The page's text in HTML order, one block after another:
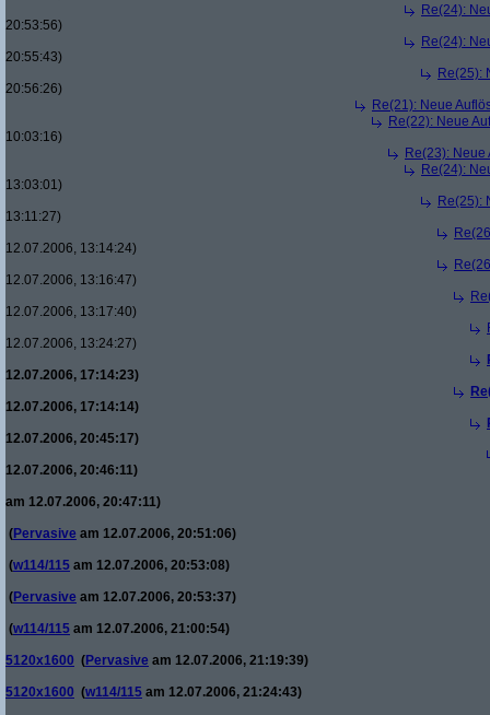
Re(24):
20:53:56)
Re(24):
20:55:43)
Re(25):
20:56:26)
Re(21): Neue
Re(22): Neue
10:03:16)
Re(23):
Re(24):
13:03:01)
Re(25):
13:11:27)
12.07.2006, 13:14:24)
12.07.2006, 13:16:47)
12.07.2006, 13:17:40)
12.07.2006, 13:24:27)
12.07.2006, 17:14:23)
12.07.2006, 17:14:14)
12.07.2006, 20:45:17)
12.07.2006, 20:46:11)
am 12.07.2006, 20:47:11)
(Pervasive am 12.07.2006, 20:51:06)
(w114/115 am 12.07.2006, 20:53:08)
(Pervasive am 12.07.2006, 20:53:37)
(w114/115 am 12.07.2006, 21:00:54)
5120x1600 (Pervasive am 12.07.2006, 21:19:39)
5120x1600 (w114/115 am 12.07.2006, 21:24:43)